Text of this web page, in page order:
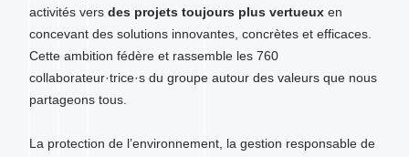
activités vers des projets toujours plus vertueux en
concevant des solutions innovantes, concrètes et efficaces.
Cette ambition fédère et rassemble les 760
collaborateur·trice·s du groupe autour des valeurs que nous
partageons tous.
La protection de l’environnement, la gestion responsable de